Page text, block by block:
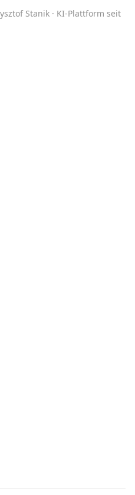
Stanik · KI-Plattform seit